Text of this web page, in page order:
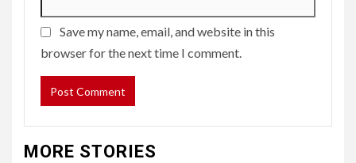
Save my name, email, and website in this
browser for the next time I comment.
MORE STORIES